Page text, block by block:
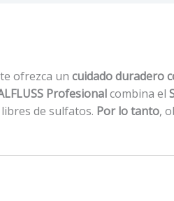
ofrezca un cuidado duradero
Profesionalcombina el
de sulfatos. Por lo tanto,